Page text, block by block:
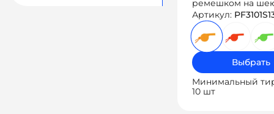
ремешком на
Артикул:
Выбрать
Минимальный
10 шт